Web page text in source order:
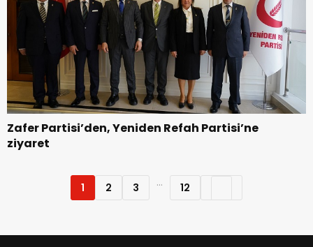
Zafer Partisi’den, Yeniden Refah Partisi’ne
ziyaret
1 2 3 ... 12